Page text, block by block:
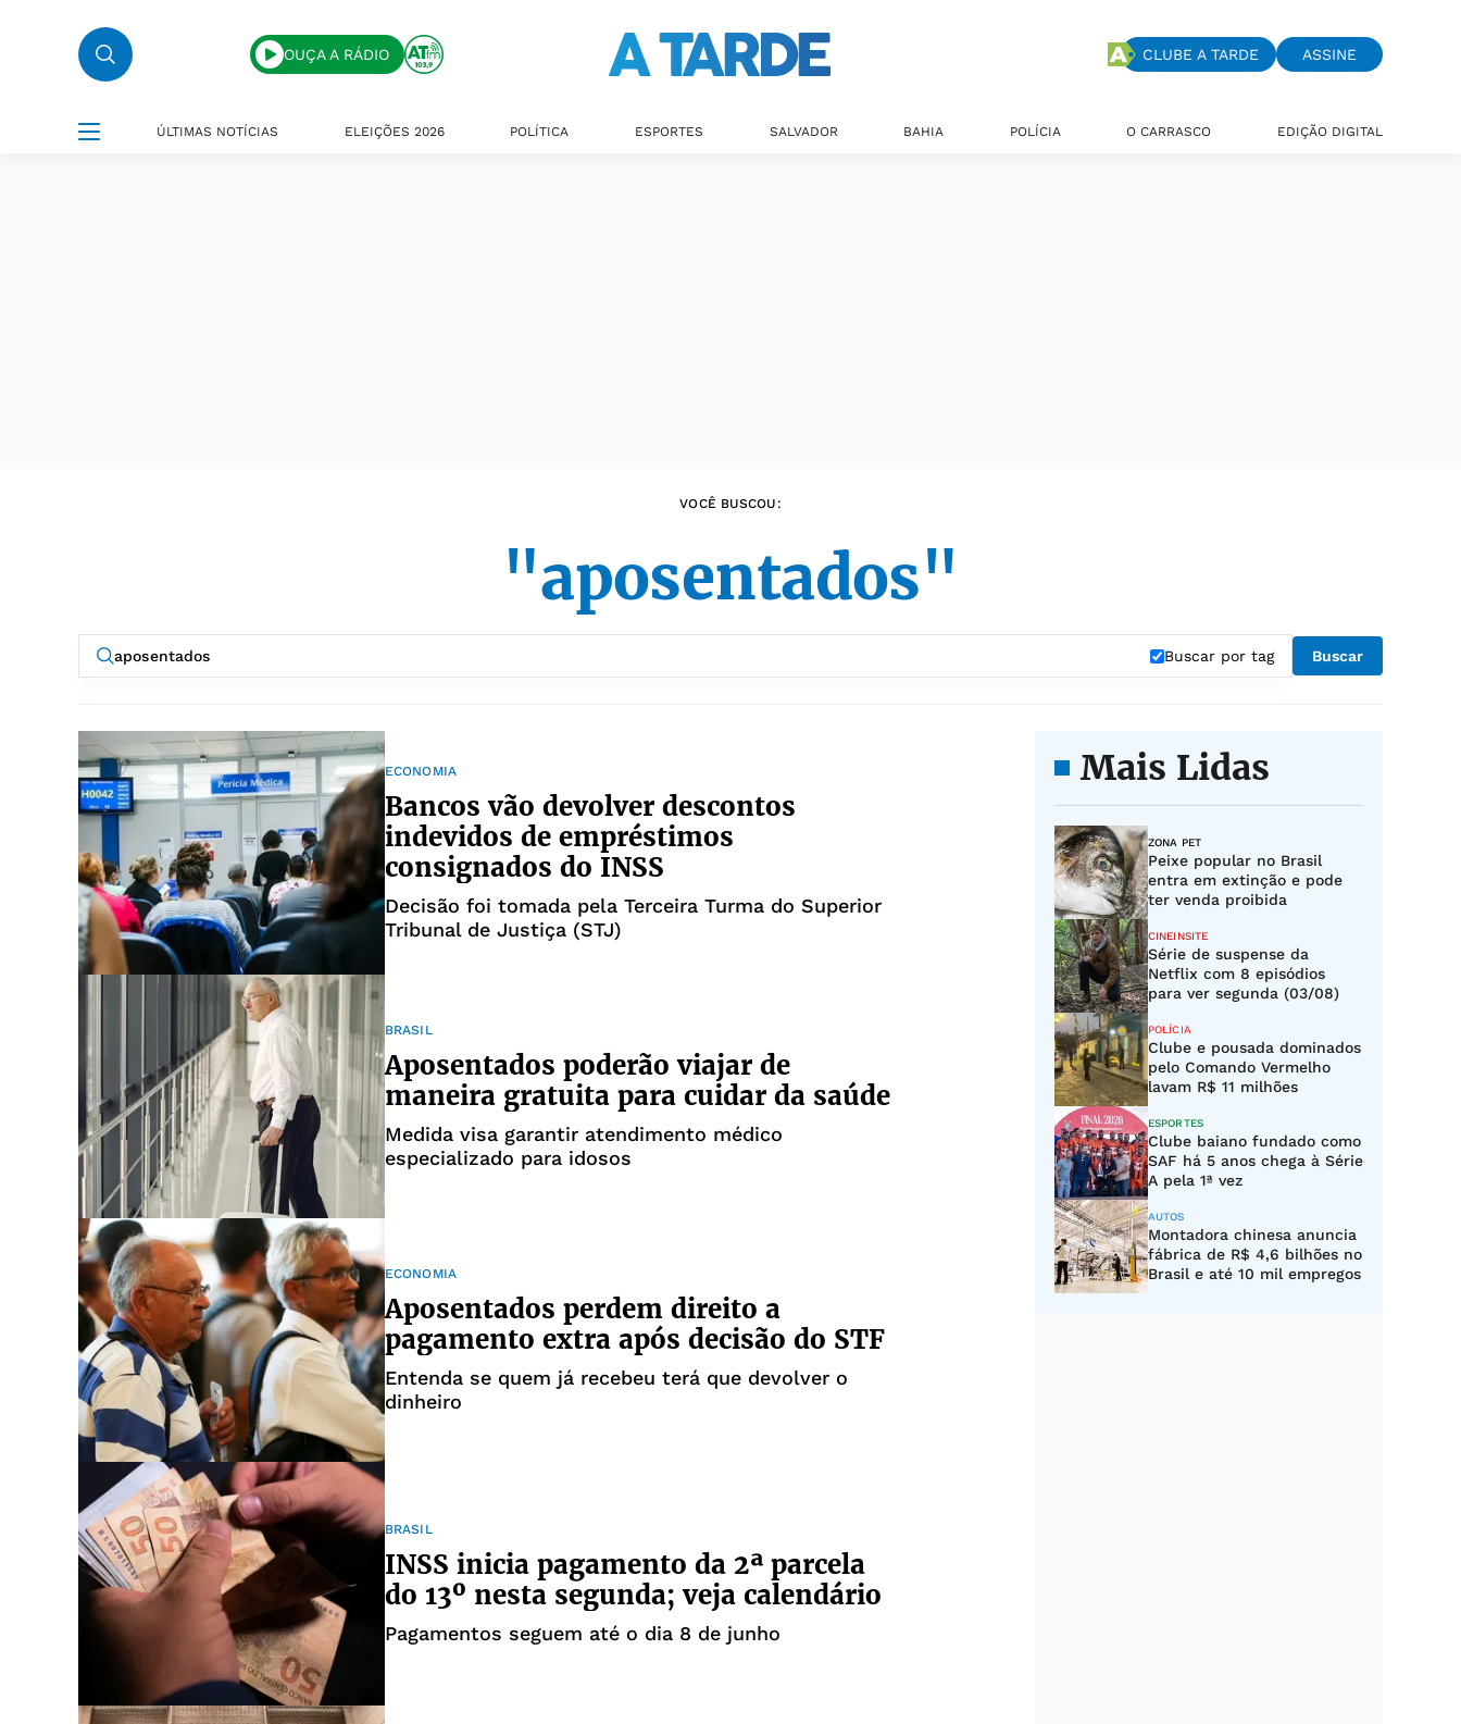
OUÇA A RÁDIO CLUBE A TARDE ASSINE
ÚLTIMAS NOTÍCIAS ELEIÇÕES 2026 POLÍTICA ESPORTES SALVADOR BAHIA POLÍCIA O CARRASCO EDIÇÃO DIGITAL
VOCÊ BUSCOU:
"aposentados"
Buscar por tag Buscar
ECONOMIA
Bancos vão devolver descontos
indevidos de empréstimos
consignados do INSS
Decisão foi tomada pela Terceira Turma do Superior
Tribunal de Justiça (STJ)
BRASIL
Aposentados poderão viajar de
maneira gratuita para cuidar da saúde
Medida visa garantir atendimento médico
especializado para idosos
ECONOMIA
Aposentados perdem direito a
pagamento extra após decisão do STF
Entenda se quem já recebeu terá que devolver o
dinheiro
BRASIL
INSS inicia pagamento da 2ª parcela
do 13º nesta segunda; veja calendário
Pagamentos seguem até o dia 8 de junho
Mais Lidas
ZONA PET
Peixe popular no Brasil
entra em extinção e pode
ter venda proibida
CINEINSITE
Série de suspense da
Netflix com 8 episódios
para ver segunda (03/08)
POLÍCIA
Clube e pousada dominados
pelo Comando Vermelho
lavam R$ 11 milhões
ESPORTES
Clube baiano fundado como
SAF há 5 anos chega à Série
A pela 1ª vez
AUTOS
Montadora chinesa anuncia
fábrica de R$ 4,6 bilhões no
Brasil e até 10 mil empregos